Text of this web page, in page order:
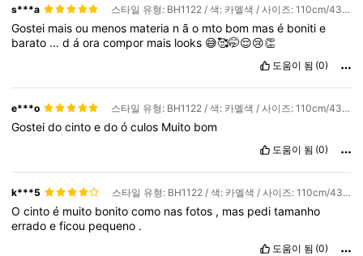
s***a 스타일 유형: BH1122 / 색: 카멜색 / 사이즈: 110cm/43.3인치
Gostei maisou menos materia não mto bom masé bonitie
barato ...dáoracompor mais looks 😅🥰🤭😌😢👏
도움이 됨 (0)
e***o 스타일 유형: BH1122 / 색: 카멜색 / 사이즈: 110cm/43.3인치
Gosteidocintoedoóculos Muito bom
도움이 됨 (0)
k***5 스타일 유형: BH1122 / 색: 카멜색 / 사이즈: 110cm/43.3인치
Ocintoé muito bonitocomo nasfotos , mas peditamanho
erradoeficou pequeno .
도움이 됨 (0)